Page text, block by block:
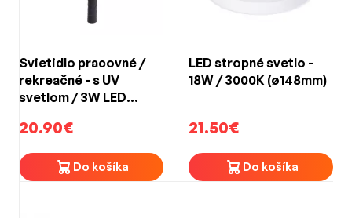
Svietidlo pracovné /
rekreačné - s UV
svetlom / 3W LED
/ nabíjateľné Li-ion 3,7
20.90€
Do košíka
LED stropné svetlo -
18W / 3000K (ø148mm)
21.50€
Do košíka